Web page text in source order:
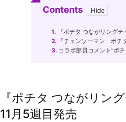
Contents
1.『ポチタ つながリング
2.「チェンソーマン ポチ
3.コラボ部員コメント”ポ
『ポチタ つながリン
11月5週目発売